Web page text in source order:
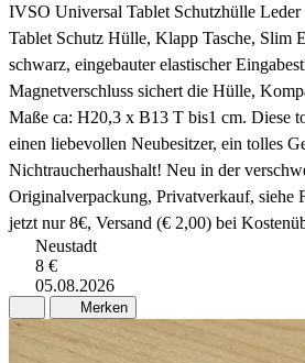
IVSO Universal Tablet Schutzhülle Leder
Tablet Schutz Hülle, Klapp Tasche, Slim
schwarz, eingebauter elastischer
Magnetverschluss sichert die Hülle,
Maße ca: H20,3 x B13 T bis1 cm. Diese
einen liebevollen Neubesitzer, ein tolles
Nichtraucherhaushalt! Neu in der
Originalverpackung, Privatverkauf, siehe
jetzt nur 8€, Versand (€ 2,00) bei
Neustadt
8 €
05.08.2026
Merken